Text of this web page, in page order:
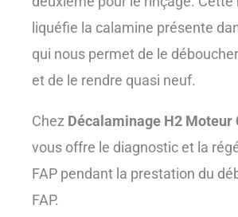
liquéfie la calamine présente
qui nous permet de le
et de le rendre quasi neuf.
Chez Décalaminage H2 Moteur
vous offre le diagnostic et la
FAP pendant la prestation du
FAP.